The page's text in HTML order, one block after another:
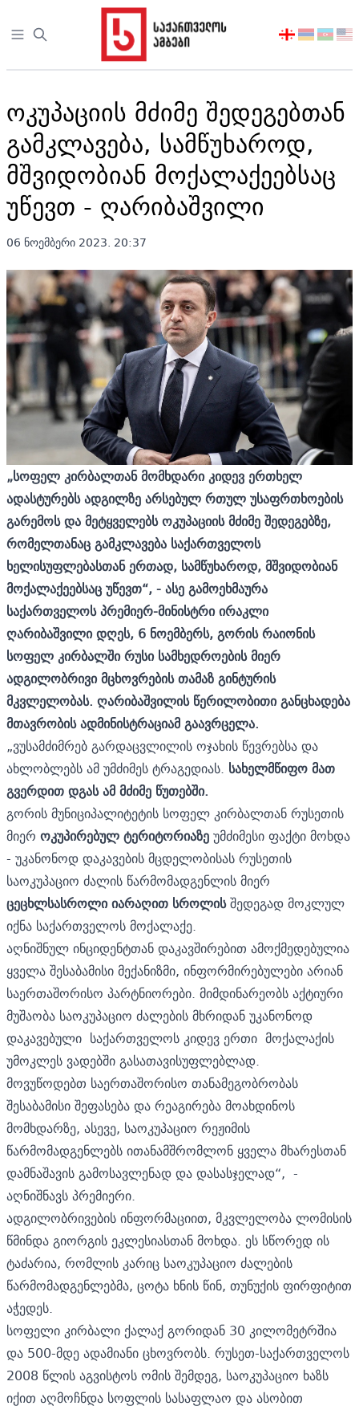
Open sidebar
აირჩიეთ
ოკუპაციის მძიმე შედეგებთან
გამკლავება, სამწუხაროდ,
მშვიდობიან მოქალაქეებსაც
უწევთ - ღარიბაშვილი
06 ნოემბერი 2023. 20:37
„სოფელ კირბალთან მომხდარი კიდევ ერთხელ
ადასტურებს ადგილზე არსებულ რთულ უსაფრთხოების
გარემოს და მეტყველებს ოკუპაციის მძიმე შედეგებზე,
რომელთანაც გამკლავება საქართველოს
ხელისუფლებასთან ერთად, სამწუხაროდ, მშვიდობიან
მოქალაქეებსაც უწევთ“, - ასე გამოეხმაურა
საქართველოს პრემიერ-მინისტრი ირაკლი
ღარიბაშვილი დღეს, 6 ნოემბერს, გორის რაიონის
სოფელ კირბალში რუსი სამხედროების მიერ
ადგილობრივი მცხოვრების თამაზ გინტურის
მკვლელობას. ღარიბაშვილის წერილობითი განცხადება
მთავრობის ადმინისტრაციამ გაავრცელა.
„ვუსამძიმრებ გარდაცვლილის ოჯახის წევრებსა და
ახლობლებს ამ უმძიმეს ტრაგედიას. სახელმწიფო მათ
გვერდით დგას ამ მძიმე წუთებში.
გორის მუნიციპალიტეტის სოფელ კირბალთან რუსეთის
მიერ ოკუპირებულ ტერიტორიაზეუმძიმესი ფაქტი მოხდა
- უკანონოდ დაკავების მცდელობისას რუსეთის
საოკუპაციო ძალის წარმომადგენლის მიერ
ცეცხლსასროლი იარაღით სროლისშედეგად მოკლულ
იქნა საქართველოს მოქალაქე.
აღნიშნულ ინციდენტთან დაკავშირებით ამოქმედებულია
ყველა შესაბამისი მექანიზმი, ინფორმირებულები არიან
საერთაშორისო პარტნიორები. მიმდინარეობს აქტიური
მუშაობა საოკუპაციო ძალების მხრიდან უკანონოდ
დაკავებული საქართველოს კიდევ ერთი მოქალაქის
უმოკლეს ვადებში გასათავისუფლებლად.
მოვუწოდებთ საერთაშორისო თანამეგობრობას
შესაბამისი შეფასება და რეაგირება მოახდინოს
მომხდარზე, ასევე, საოკუპაციო რეჟიმის
წარმომადგენლებს ითანამშრომლონ ყველა მხარესთან
დამნაშავის გამოსავლენად და დასასჯელად“, -
აღნიშნავს პრემიერი.
ადგილობრივების ინფორმაციით, მკვლელობა ლომისის
წმინდა გიორგის ეკლესიასთან მოხდა. ეს სწორედ ის
ტაძარია, რომლის კარიც საოკუპაციო ძალების
წარმომადგენლებმა, ცოტა ხნის წინ, თუნუქის ფირფიტით
აჭედეს.
სოფელი კირბალი ქალაქ გორიდან 30 კილომეტრშია
და 500-მდე ადამიანი ცხოვრობს. რუსეთ-საქართველოს
2008 წლის აგვისტოს ომის შემდეგ, საოკუპაციო ხაზს
იქით აღმოჩნდა სოფლის სასაფლაო და ასობით